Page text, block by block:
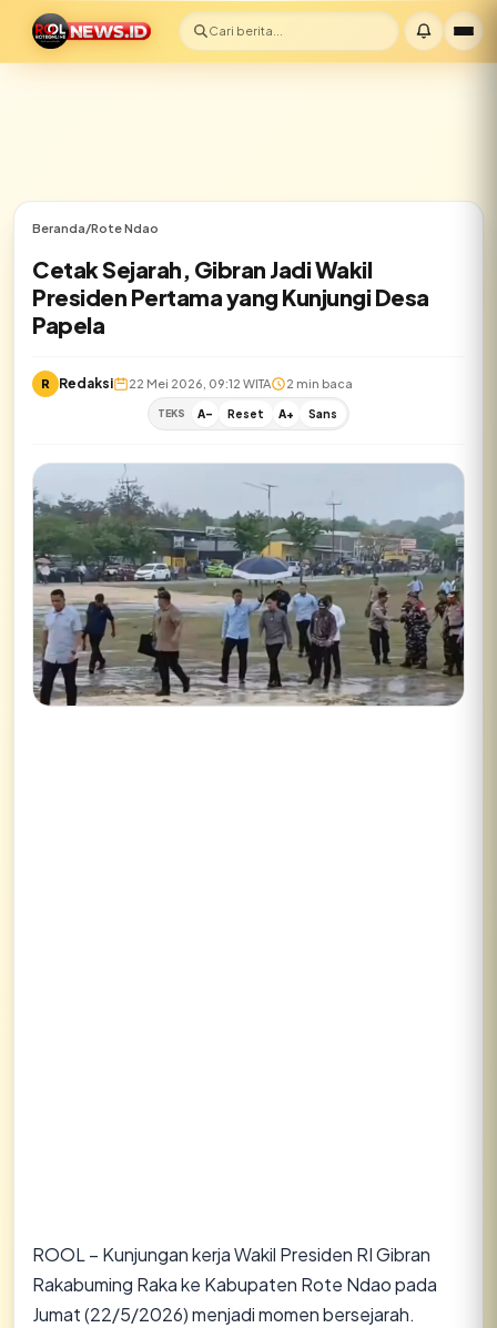
Cari berita...
Beranda/Rote Ndao
Cetak Sejarah, Gibran Jadi Wakil
Presiden Pertama yang Kunjungi Desa
Papela
R Redaksi 22 Mei 2026, 09:12 WITA 2 min baca
TEKS A- Reset A+ Sans
ROOL – Kunjungan kerja Wakil Presiden RI Gibran
Rakabuming Raka ke Kabupaten Rote Ndao pada
Jumat (22/5/2026) menjadi momen bersejarah.
Lihat semua hasil →